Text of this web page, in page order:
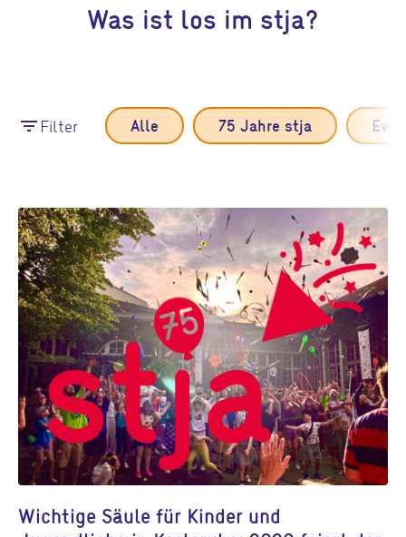
Was ist los im stja?
filter_list Filter Alle 75 Jahre stja
Wichtige Säule für Kinder und